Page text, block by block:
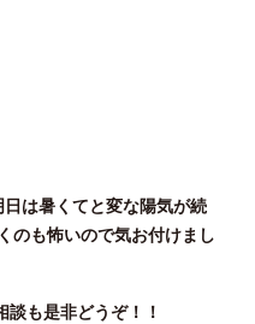
は暑くてと変な陽気が続
のも怖いので気お付けまし
談も是非どうぞ！！